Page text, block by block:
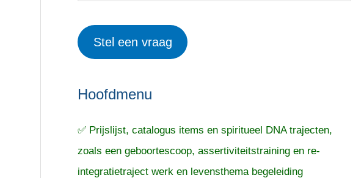
e
n
e
k
a
r
:
Stel een vraag
Hoofdmenu
✅ Prijslijst, catalogus items en spiritueel DNA trajecten,
zoals een geboortescoop, assertiviteitstraining en re-
integratietraject werk en levensthema begeleiding
p
n